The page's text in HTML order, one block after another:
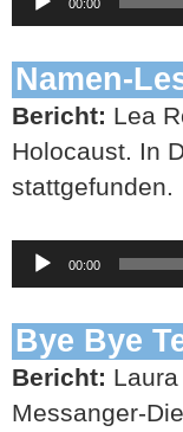
Player
00:00
Namen-
Bericht: Lea
Holocaust. In
stattgefunden.
Audio-
Player
00:00
Bye Bye
Bericht:
Messanger-